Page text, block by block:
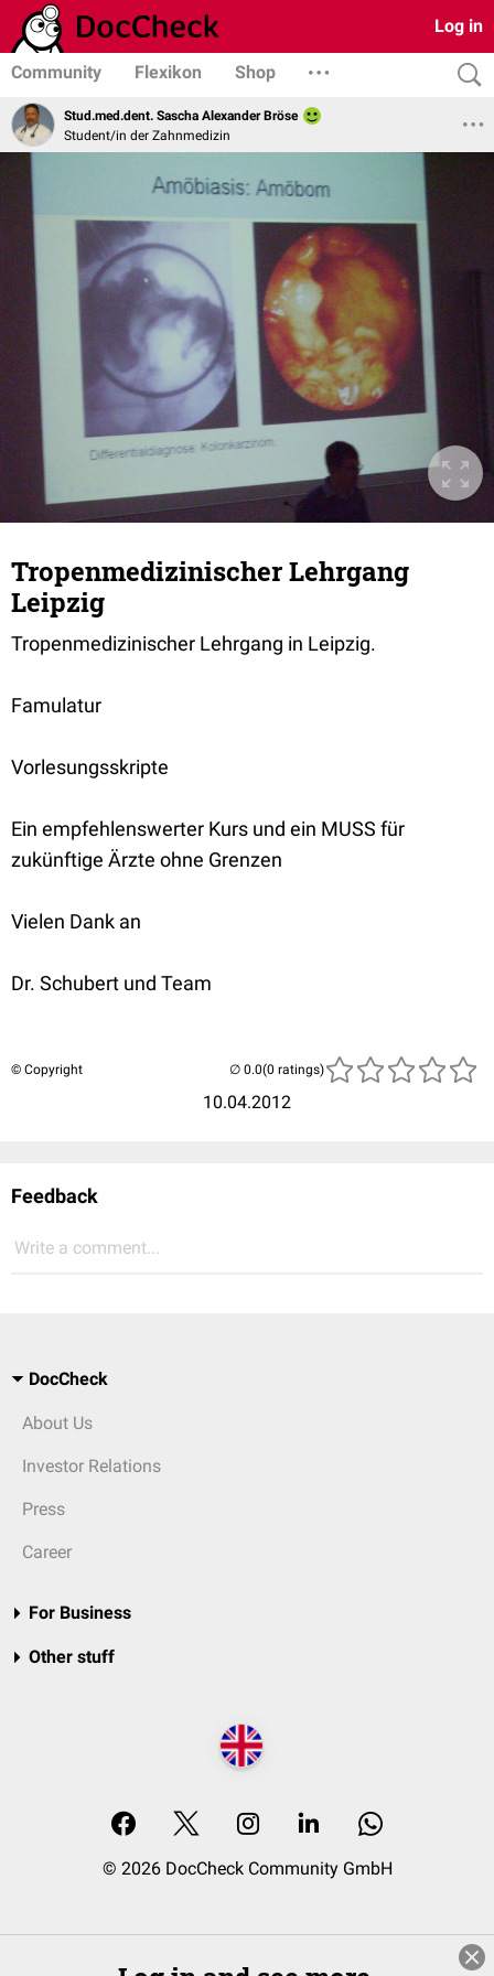
Log in
Community Flexikon Shop
Stud.med.dent. Sascha Alexander Bröse
Student/in der Zahnmedizin
Tropenmedizinischer Lehrgang
Leipzig
Tropenmedizinischer Lehrgang in Leipzig.
Famulatur
Vorlesungsskripte
Ein empfehlenswerter Kurs und ein MUSS für
zukünftige Ärzte ohne Grenzen
Vielen Dank an
Dr. Schubert und Team
© Copyright
10.04.2012
(0 ratings)
Feedback
Write a comment...
DocCheck
About Us
Investor Relations
Press
Career
For Business
Other stuff
© 2026 DocCheck Community GmbH